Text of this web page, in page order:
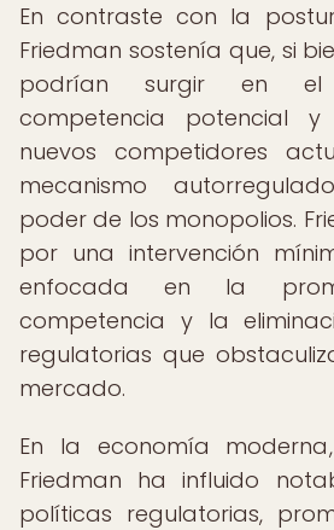
En contraste con la
Friedman sostenía que, si
podrían surgir en el
competencia potencial
nuevos competidores
mecanismo
poder de los monopolios.
por una intervención
enfocada en la
competencia y la
regulatorias que
mercado.
En la economía
Friedman ha influido
políticas regulatorias,